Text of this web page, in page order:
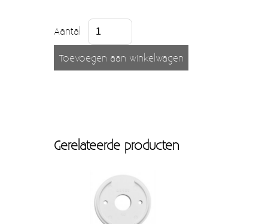
Aantal
Gerelateerde producten